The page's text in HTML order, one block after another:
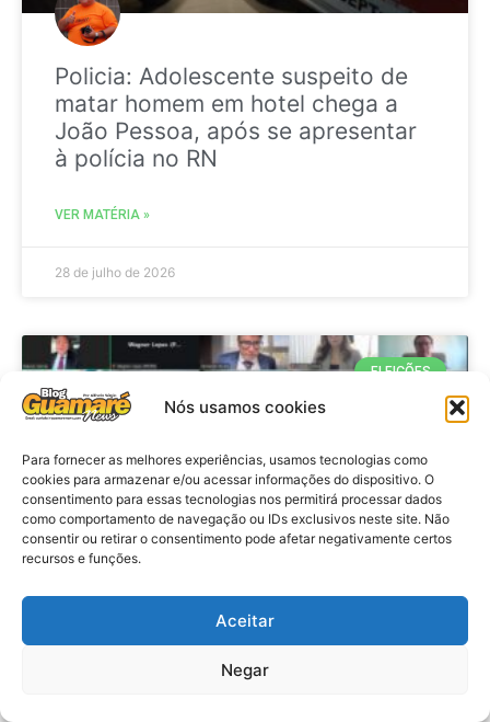
Nós usamos cookies
Para fornecer as melhores experiências, usamos tecnologias como
cookies para armazenar e/ou acessar informações do dispositivo. O
consentimento para essas tecnologias nos permitirá processar dados
como comportamento de navegação ou IDs exclusivos neste site. Não
consentir ou retirar o consentimento pode afetar negativamente certos
recursos e funções.
Aceitar
Negar
Policia: Adolescente suspeito de
matar homem em hotel chega a
João Pessoa, após se apresentar
à polícia no RN
VER MATÉRIA »
28 de julho de 2026
ELEIÇÕES
Eleições 2026: procuradores e
promotores eleitorais realizam
reunião de alinhamento no RN